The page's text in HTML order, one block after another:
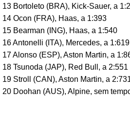
13 Bortoleto (BRA), Kick-Sauer, a
14 Ocon (FRA), Haas, a 1:393
15 Bearman (ING), Haas, a 1:540
16 Antonelli (ITA), Mercedes, a 1:619
17 Alonso (ESP), Aston Martin, a
18 Tsunoda (JAP), Red Bull, a 2:551
19 Stroll (CAN), Aston Martin, a
20 Doohan (AUS), Alpine, sem